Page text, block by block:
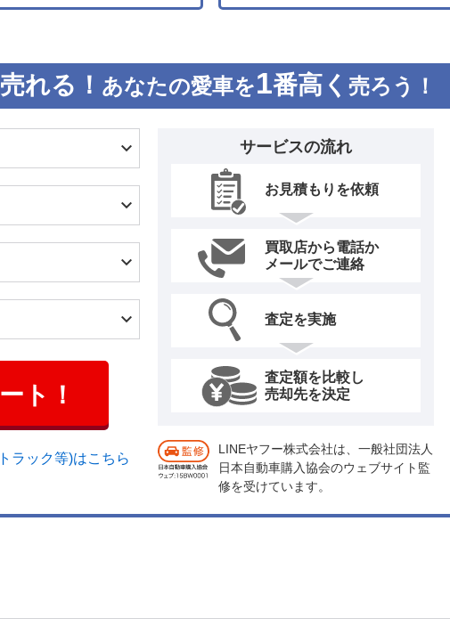
れる！ あなたの愛車を1番高く 売ろう！
ト！
ラック等)はこちら
サービスの流れ
お見積もりを依頼
買取店から電話か
メールでご連絡
査定を実施
査定額を比較し
売却先を決定
LINEヤフー株式会社は、一般社団法人
日本自動車購入協会のウェブサイト監
修を受けています。